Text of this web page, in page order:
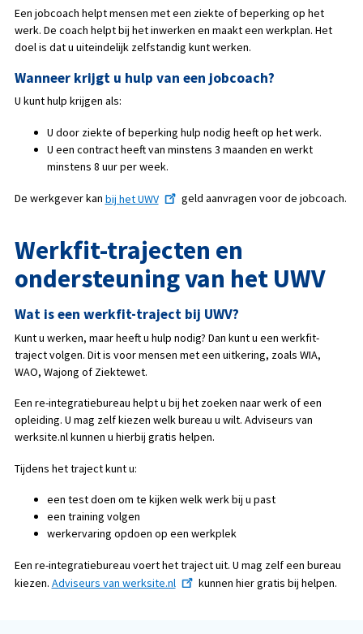
Een jobcoach helpt mensen met een ziekte of beperking op het
werk. De coach helpt bij het inwerken en maakt een werkplan. Het
doel is dat u uiteindelijk zelfstandig kunt werken.
Wanneer krijgt u hulp van een jobcoach?
U kunt hulp krijgen als:
U door ziekte of beperking hulp nodig heeft op het werk.
U een contract heeft van minstens 3 maanden en werkt
minstens 8 uur per week.
De werkgever kan bij het UWV geld aanvragen voor de jobcoach.
Werkfit-trajecten en
ondersteuning van het UWV
Wat is een werkfit-traject bij UWV?
Kunt u werken, maar heeft u hulp nodig? Dan kunt u een werkfit-
traject volgen. Dit is voor mensen met een uitkering, zoals WIA,
WAO, Wajong of Ziektewet.
Een re-integratiebureau helpt u bij het zoeken naar werk of een
opleiding. U mag zelf kiezen welk bureau u wilt. Adviseurs van
werksite.nl kunnen u hierbij gratis helpen.
Tijdens het traject kunt u:
een test doen om te kijken welk werk bij u past
een training volgen
werkervaring opdoen op een werkplek
Een re-integratiebureau voert het traject uit. U mag zelf een bureau
kiezen. Adviseurs van werksite.nl kunnen hier gratis bij helpen.